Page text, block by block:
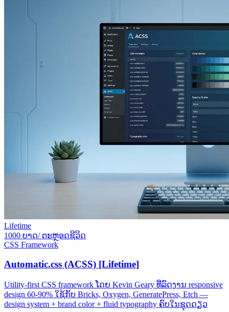
Lifetime
1000 ບາດ/ ຕະຫຼອດຊີວິດ
CSS Framework
Automatic.css (ACSS) [Lifetime]
Utility-first CSS framework ໂດຍ Kevin Geary ທີ່ລົດງານ responsive
design 60-90% ໃຊ້ກັບ Bricks, Oxygen, GeneratePress, Etch —
design system + brand color + fluid typography ຄົບໃນຊຸດດຽວ